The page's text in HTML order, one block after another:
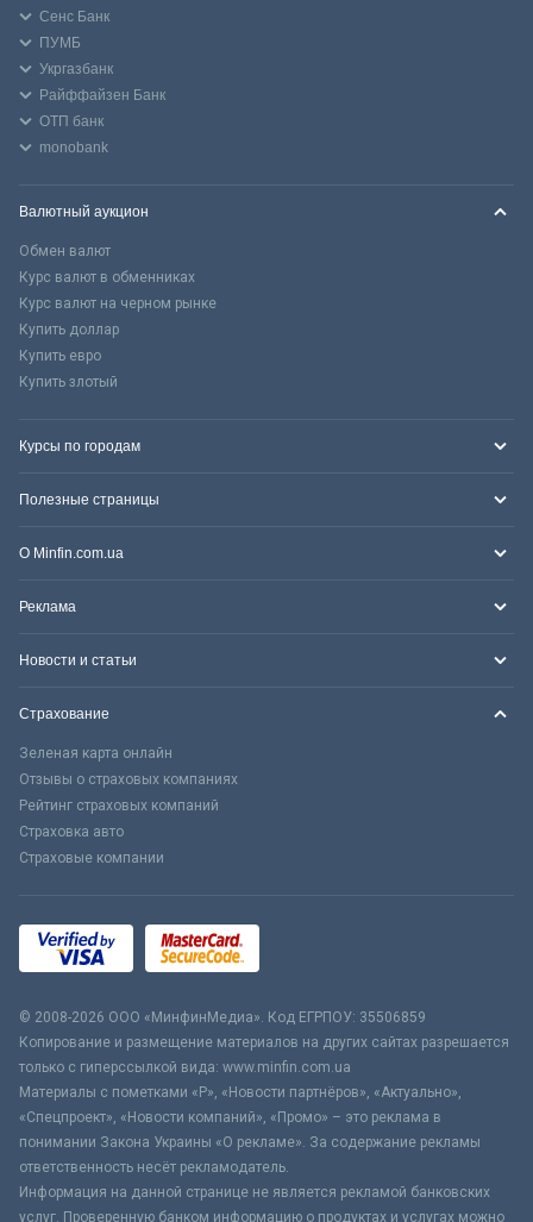
Сенс Банк
ПУМБ
Укргазбанк
Райффайзен Банк
ОТП банк
monobank
Валютный аукцион
Обмен валют
Курс валют в обменниках
Курс валют на черном рынке
Купить доллар
Купить евро
Купить злотый
Курсы по городам
Полезные страницы
О Minfin.com.ua
Реклама
Новости и статьи
Страхование
Зеленая карта онлайн
Отзывы о страховых компаниях
Рейтинг страховых компаний
Страховка авто
Страховые компании
© 2008-2026 ООО «МинфинМедиа». Код ЕГРПОУ: 35506859
Копирование и размещение материалов на других сайтах разрешается
только с гиперссылкой вида: www.minfin.com.ua
Материалы с пометками «Р», «Новости партнёров», «Актуально»,
«Спецпроект», «Новости компаний», «Промо» – это реклама в
понимании Закона Украины «О рекламе». За содержание рекламы
ответственность несёт рекламодатель.
Информация на данной странице не является рекламой банковских
услуг. Проверенную банком информацию о продуктах и услугах можно